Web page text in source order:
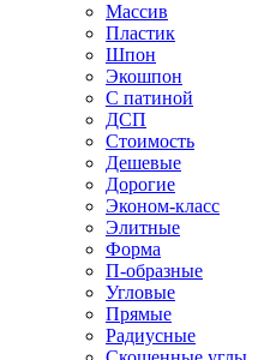
Массив
Пластик
Шпон
Экошпон
С патиной
ДСП
Стоимость
Дешевые
Дорогие
Эконом-класс
Элитные
Форма
П-образные
Угловые
Прямые
Радиусные